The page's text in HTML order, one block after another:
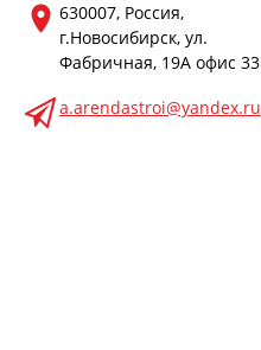
630007, Россия,
г.Новосибирск, ул.
Фабричная, 19А офис 33
a.arendastroi@yandex.ru